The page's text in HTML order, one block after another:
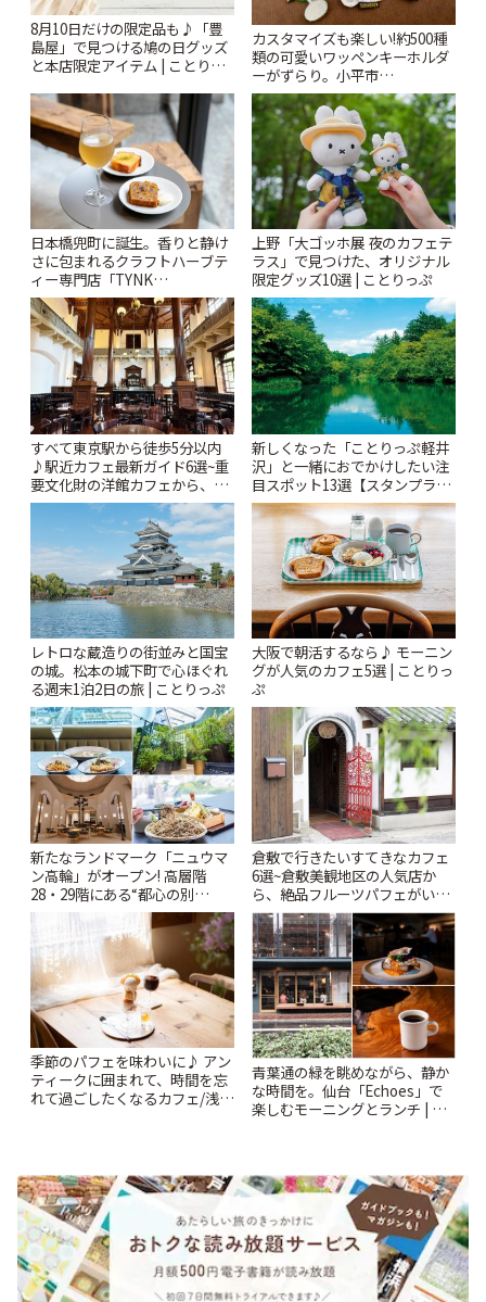
8月10日だけの限定品も♪「豊
島屋」で見つける鳩の日グッズ
と本店限定アイテム | ことりっ
カスタマイズも楽しい!約500種
類の可愛いワッペンキーホルダ
ーがずらり。小平市
「Kimamaya T&K」 | ことりっ
ぷ
日本橋兜町に誕生。香りと静け
さに包まれるクラフトハーブテ
ィー専門店「TYNK
Kabutocho」 | ことりっぷ
上野「大ゴッホ展 夜のカフェテ
ラス」で見つけた、オリジナル
限定グッズ10選 | ことりっぷ
すべて東京駅から徒歩5分以内
♪駅近カフェ最新ガイド6選~重
要文化財の洋館カフェから、改
札すぐのレトロ喫茶まで~ | こと
新しくなった「ことりっぷ軽井
沢」と一緒におでかけしたい注
目スポット13選【スタンプラリ
ー開催中】 | ことりっぷ
レトロな蔵造りの街並みと国宝
の城。松本の城下町で心ほぐれ
る週末1泊2日の旅 | ことりっぷ
大阪で朝活するなら♪ モーニン
グが人気のカフェ5選 | ことりっ
ぷ
新たなランドマーク「ニュウマ
ン高輪」がオープン! 高層階
28・29階にある“都心の別
荘”「ルフトバウム」とは? | こ
倉敷で行きたいすてきなカフェ
6選~倉敷美観地区の人気店か
ら、絶品フルーツパフェがいた
だけるパーラーまで~ | ことりっ
ぷ
季節のパフェを味わいに♪ アン
ティークに囲まれて、時間を忘
れて過ごしたくなるカフェ/浅草
青葉通の緑を眺めながら、静か
な時間を。仙台「Echoes」で
楽しむモーニングとランチ | こ